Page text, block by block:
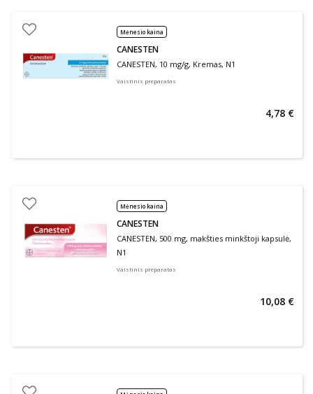
Mėnesio kaina
CANESTEN
CANESTEN, 10 mg/g, Kremas, N1
Vaistinis preparatas
4,78 €
Mėnesio kaina
CANESTEN
CANESTEN, 500 mg, makšties minkštoji kapsulė,
N1
Vaistinis preparatas
10,08 €